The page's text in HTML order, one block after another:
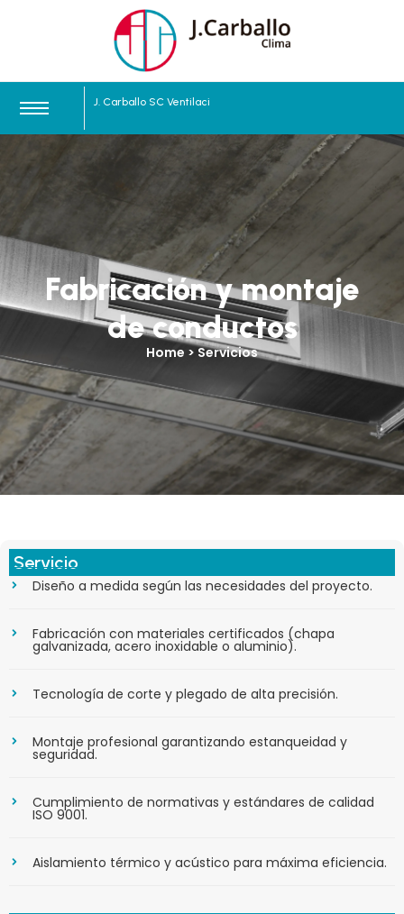
J. Carballo SC Venti aci
Fabricación y montaje
de conductos
Home > Servicios
Servicio
Diseño a medida según las necesidades del proyecto.
Fabricación con materiales certificados (chapa
galvanizada, acero inoxidable o aluminio).
Tecnología de corte y plegado de alta precisión.
Montaje profesional garantizando estanqueidad y
seguridad.
Cumplimiento de normativas y estándares de calidad
ISO 9001.
Aislamiento térmico y acústico para máxima eficiencia.